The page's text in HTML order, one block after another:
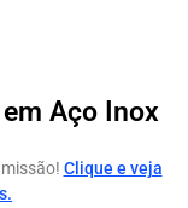
Aço Inox
Clique e veja